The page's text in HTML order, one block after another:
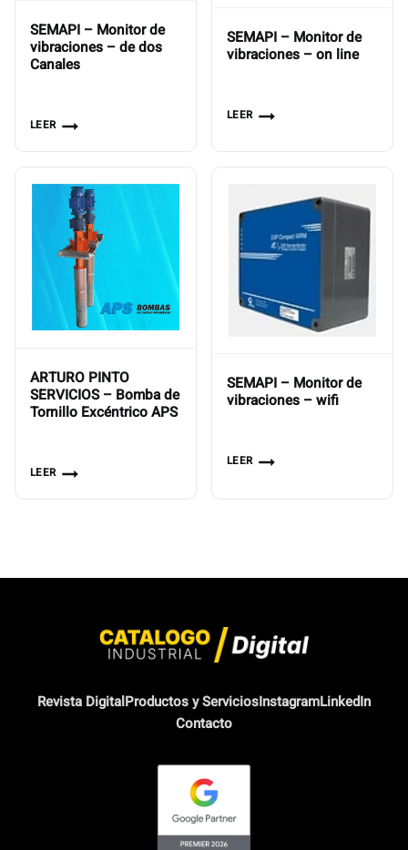
SEMAPI – Monitor de
vibraciones – de dos
Canales
LEER
SEMAPI – Monitor de
vibraciones – on line
LEER
ARTURO PINTO
SERVICIOS – Bomba de
Tornillo Excéntrico APS
LEER
SEMAPI – Monitor de
vibraciones – wifi
LEER
Revista DigitalProductos y ServiciosInstagramLinkedIn
Contacto